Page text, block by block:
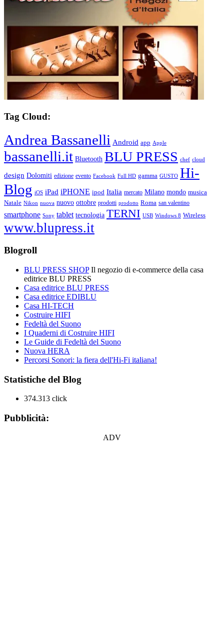
Tag Cloud:
Andrea Bassanelli Android app Apple
bassanelli.it Bluetooth BLU PRESS chef cloud
design Dolomiti edizione evento Facebook Full HD gamma GUSTO Hi-
Blog iOS iPad iPHONE ipod Italia mercato Milano mondo musica
Natale Nikon nuova nuovo ottobre prodotti prodotto Roma san valentino
smartphone Sony tablet tecnologia TERNI USB Windows 8 Wireless
www.blupress.it
Blogroll
BLU PRESS SHOPIl negozio di e-commerce della casa
editrice BLU PRESS
Casa editrice BLU PRESS
Casa editrice EDIBLU
Casa HI-TECH
Costruire HIFI
Fedeltà del Suono
I Quaderni di Costruire HIFI
Le Guide di Fedeltà del Suono
Nuova HERA
Percorsi Sonori: la fiera dell'Hi-Fi italiana!
Statistiche del Blog
374.313 click
Pubblicità:
ADV